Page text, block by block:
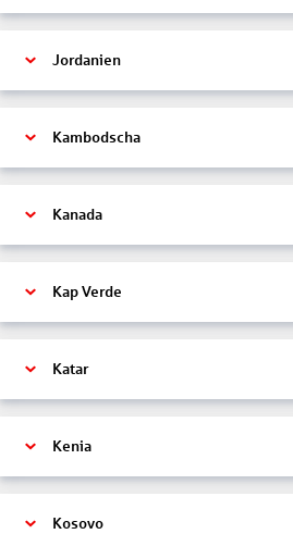
Jordanien
Kambodscha
Kanada
Kap Verde
Katar
Kenia
Kosovo